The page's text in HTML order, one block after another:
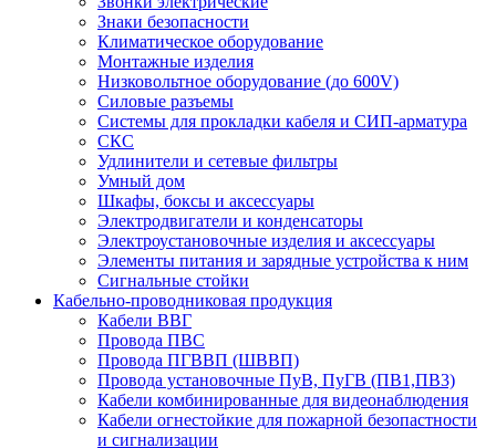
Знаки безопасности
Климатическое оборудование
Монтажные изделия
Низковольтное оборудование (до 600V)
Силовые разъемы
Системы для прокладки кабеля и СИП-арматура
СКС
Удлинители и сетевые фильтры
Умный дом
Шкафы, боксы и аксессуары
Электродвигатели и конденсаторы
Электроустановочные изделия и аксессуары
Элементы питания и зарядные устройства к ним
Сигнальные стойки
Кабельно-проводниковая продукция
Кабели ВВГ
Провода ПВС
Провода ПГВВП (ШВВП)
Провода установочные ПуВ, ПуГВ (ПВ1,ПВ3)
Кабели комбинированные для видеонаблюдения
Кабели огнестойкие для пожарной безопастности
и сигнализации